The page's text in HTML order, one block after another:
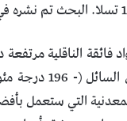
فائقة الناقلية
التي ستعمل